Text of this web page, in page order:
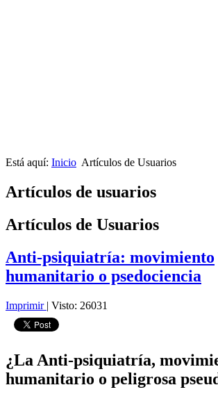
Está aquí: Inicio Artículos de Usuarios
Artículos de usuarios
Artículos de Usuarios
Anti-psiquiatría: movimiento
humanitario o psedociencia
Imprimir | Visto: 26031
¿La Anti-psiquiatría,
humanitario o peligrosa